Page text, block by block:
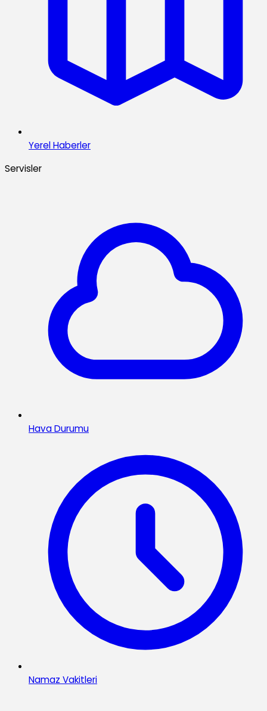
Yerel Haberler
Servisler
Hava Durumu
Namaz Vakitleri